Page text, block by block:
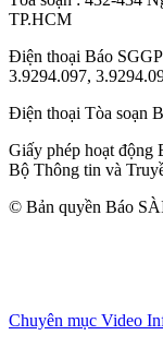
TP.HCM
Điện thoại Báo SGGP
3.9294.097,
Điện thoại Tòa soạn
Giấy phép hoạt
Bộ Thông tin và
© Bản quyền Báo
Chuyên mục Video